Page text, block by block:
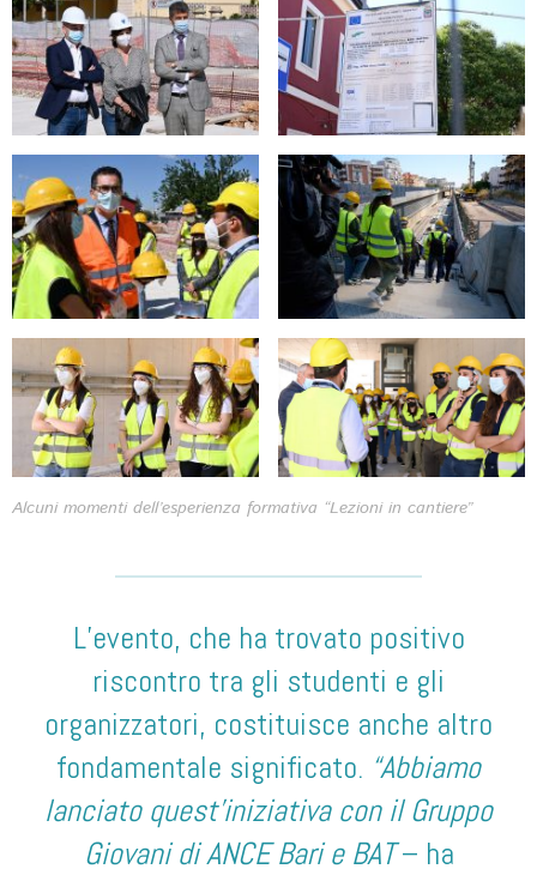
Alcuni momenti dell’esperienza formativa “Lezioni in cantiere”
L’evento, che ha trovato positivo
riscontro tra gli studenti e gli
organizzatori, costituisce anche altro
fondamentale significato. “Abbiamo
lanciato quest’iniziativa con il Gruppo
Giovani di ANCE Bari e BAT– ha